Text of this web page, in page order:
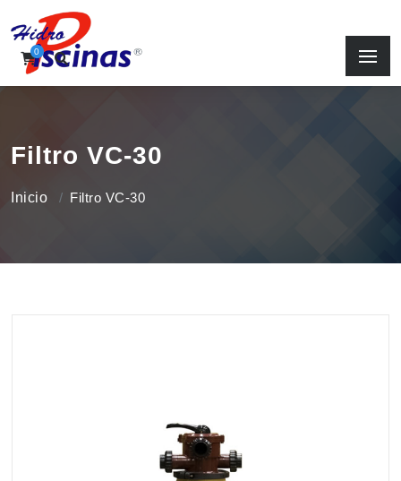
0
Filtro VC-30
Inicio Filtro VC-30